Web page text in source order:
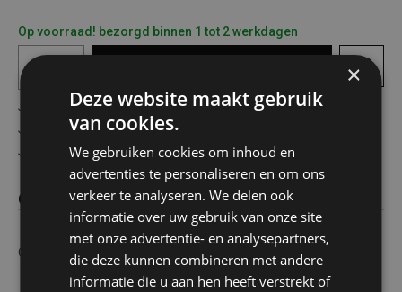
Op voorraad! bezorgd binnen 1 tot 2 werkdagen
Gratis verzending in België vanaf €75
Veilig online betalen
Advies op maat
Omschrijving
Opstapje + bergvak 33x34x48
×
Deze website maakt gebruik
van cookies.
We gebruiken cookies om inhoud en
advertenties te personaliseren en om ons
verkeer te analyseren. We delen ook
informatie over uw gebruik van onze site
met onze advertentie- en analysepartners,
die deze kunnen combineren met andere
informatie die u aan hen heeft verstrekt of